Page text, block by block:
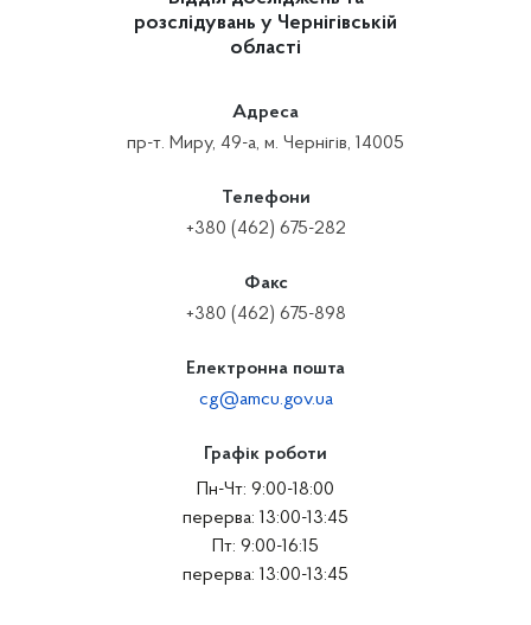
розслідувань у Чернігівській
області
Адреса
пр-т. Миру, 49-а, м. Чернігів, 14005
Телефони
+380 (462) 675-282
Факс
+380 (462) 675-898
Електронна пошта
cg@amcu.gov.ua
Графік роботи
Пн-Чт: 9:00-18:00
перерва: 13:00-13:45
Пт: 9:00-16:15
перерва: 13:00-13:45